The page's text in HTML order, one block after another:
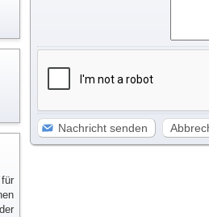
Nachricht senden